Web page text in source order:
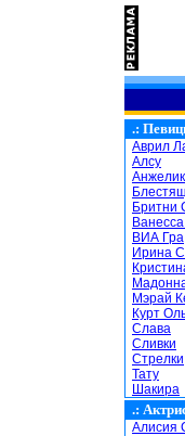
.:
Аврил
Алсу
Бритни
ВИА Гра
Ирина
Мэрай
Курт
Слава
Сливки
Стрелки
Тату
Шакира
.:
Алисия